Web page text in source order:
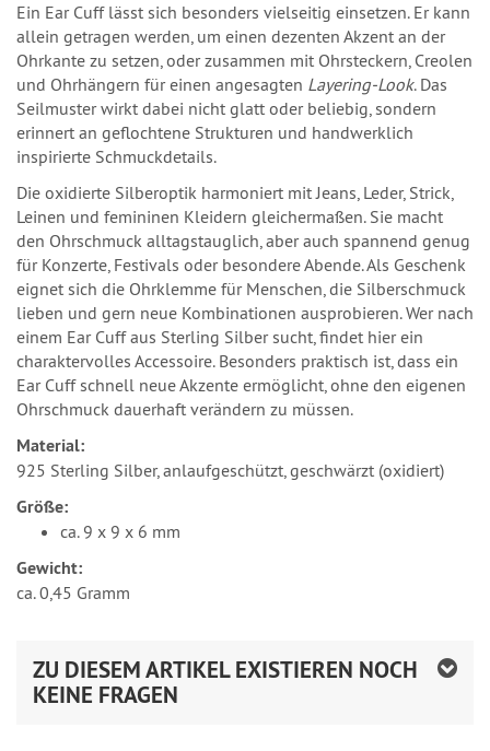
Ein Ear Cuff lässt sich besonders vielseitig einsetzen. Er kann
allein getragen werden, um einen dezenten Akzent an der
Ohrkante zu setzen, oder zusammen mit Ohrsteckern, Creolen
und Ohrhängern für einen angesagten Layering-Look. Das
Seilmuster wirkt dabei nicht glatt oder beliebig, sondern
erinnert an geflochtene Strukturen und handwerklich
inspirierte Schmuckdetails.
Die oxidierte Silberoptik harmoniert mit Jeans, Leder, Strick,
Leinen und femininen Kleidern gleichermaßen. Sie macht
den Ohrschmuck alltagstauglich, aber auch spannend genug
für Konzerte, Festivals oder besondere Abende. Als Geschenk
eignet sich die Ohrklemme für Menschen, die Silberschmuck
lieben und gern neue Kombinationen ausprobieren. Wer nach
einem Ear Cuff aus Sterling Silber sucht, findet hier ein
charaktervolles Accessoire. Besonders praktisch ist, dass ein
Ear Cuff schnell neue Akzente ermöglicht, ohne den eigenen
Ohrschmuck dauerhaft verändern zu müssen.
Material:
925 Sterling Silber, anlaufgeschützt, geschwärzt (oxidiert)
Größe:
ca. 9 x 9 x 6 mm
Gewicht:
ca. 0,45 Gramm
ZU DIESEM ARTIKEL EXISTIEREN NOCH
KEINE FRAGEN